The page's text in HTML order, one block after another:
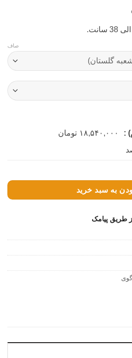
صاف
۱۸,۵۴۰,۰۰۰ تومان
به سبد خرید
طریق پیامک
گوی